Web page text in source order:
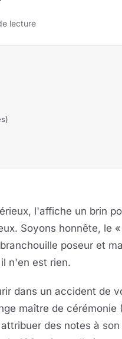
lecture
l'affiche un brin
Soyons honnête, le
poseur et
n'en est rien.
dans un accident de
maître de cérémonie
des notes à